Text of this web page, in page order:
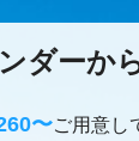
ダーか
〜ご用意し